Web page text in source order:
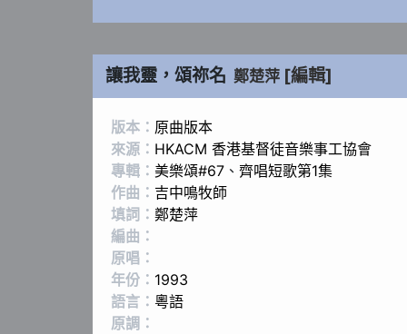
讓我靈，頌祢名 鄭楚萍 [編輯]
版本： 原曲版本
來源： HKACM 香港基督徒音樂事工協會
專輯： 美樂頌#67 、 齊唱短歌第1集
作曲： 吉中鳴牧師
填詞： 鄭楚萍
編曲：
原唱：
年份： 1993
語言： 粵語
原調：